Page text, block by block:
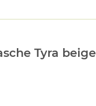
Tyra beige